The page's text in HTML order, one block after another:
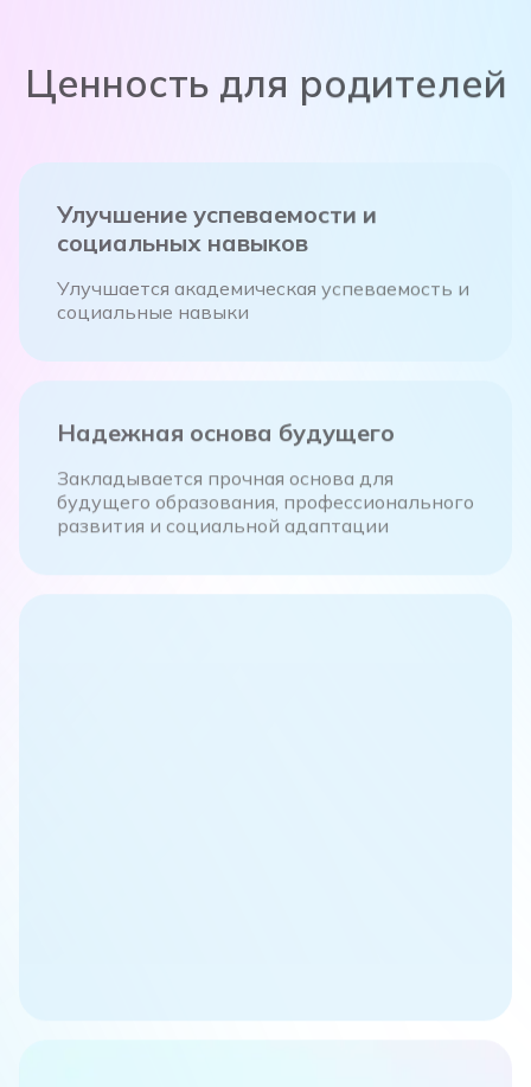
Ценность для родителей
Улучшение успеваемости и
социальных навыков
социальные навыки
Надежная основа будущего
будущего образования, профессионального
развития и социальной адаптации